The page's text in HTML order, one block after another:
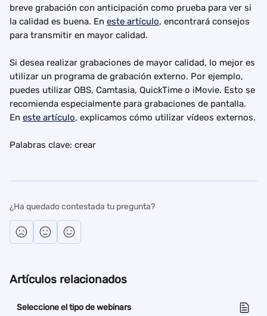
breve grabación con anticipación como prueba para ver si
la calidad es buena. En este artículo, encontrará consejos
para transmitir en mayor calidad.
Si desea realizar grabaciones de mayor calidad, lo mejor es
utilizar un programa de grabación externo. Por ejemplo,
puedes utilizar OBS, Camtasia, QuickTime o iMovie. Esto se
recomienda especialmente para grabaciones de pantalla.
En este artículo, explicamos cómo utilizar vídeos externos.
Palabras clave: crear
¿Ha quedado contestada tu pregunta?
Artículos relacionados
Seleccione el tipo de webinars